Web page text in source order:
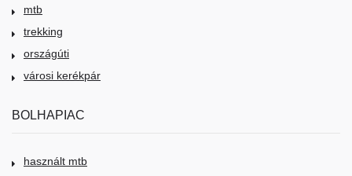
mtb
trekking
országúti
városi kerékpár
BOLHAPIAC
használt mtb